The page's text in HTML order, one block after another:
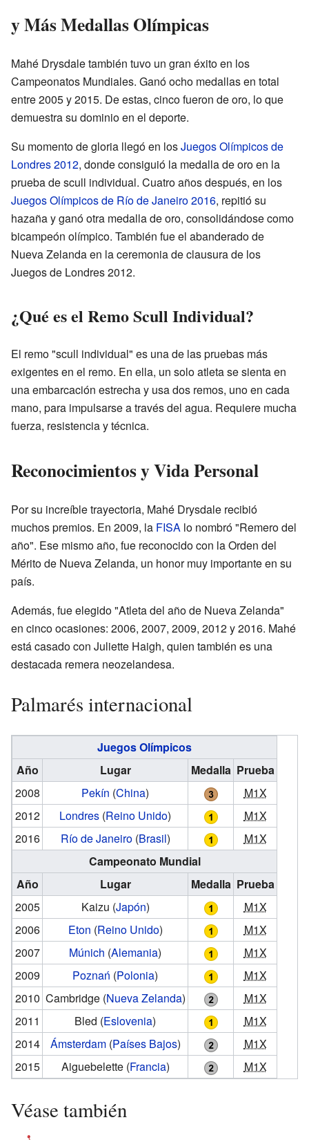
y Más Medallas Olímpicas
Mahé Drysdale también tuvo un gran éxito en los
Campeonatos Mundiales. Ganó ocho medallas en total
entre 2005 y 2015. De estas, cinco fueron de oro, lo que
demuestra su dominio en el deporte.
Su momento de gloria llegó en losJuegos Olímpicos de
Londres 2012, donde consiguió la medalla de oro en la
prueba de scull individual. Cuatro años después, en los
Juegos Olímpicos de Río de Janeiro 2016, repitió su
hazaña y ganó otra medalla de oro, consolidándose como
bicampeón olímpico. También fue el abanderado de
Nueva Zelanda en la ceremonia de clausura de los
Juegos de Londres 2012.
¿Qué es el Remo Scull Individual?
El remo "scull individual" es una de las pruebas más
exigentes en el remo. En ella, un solo atleta se sienta en
una embarcación estrecha y usa dos remos, uno en cada
mano, para impulsarse a través del agua. Requiere mucha
fuerza, resistencia y técnica.
Reconocimientos y Vida Personal
Por su increíble trayectoria, Mahé Drysdale recibió
muchos premios. En 2009, la FISA lo nombró "Remero del
año". Ese mismo año, fue reconocido con la Orden del
Mérito de Nueva Zelanda, un honor muy importante en su
país.
Además, fue elegido "Atleta del año de Nueva Zelanda"
en cinco ocasiones: 2006, 2007, 2009, 2012 y 2016. Mahé
está casado con Juliette Haigh, quien también es una
destacada remera neozelandesa.
Palmarés internacional
Juegos Olímpicos
Año
Lugar Medalla Prueba
2008
Pekín (China)
M1X
2012
Londres (Reino Unido)
M1X
2016
Río de Janeiro (Brasil)
M1X
Campeonato Mundial
Año
Lugar Medalla Prueba
2005
Kaizu (Japón)
M1X
2006
Eton (Reino Unido)
M1X
2007
Múnich (Alemania)
M1X
2009
Poznań (Polonia)
M1X
2010 Cambridge (Nueva Zelanda)
M1X
2011
Bled (Eslovenia)
M1X
2014
Ámsterdam (Países Bajos)
M1X
2015
Aiguebelette (Francia) M1X
Véase también